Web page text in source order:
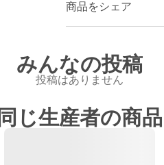
商品をシェア
みんなの投稿
投稿はありません
同じ生産者の商品